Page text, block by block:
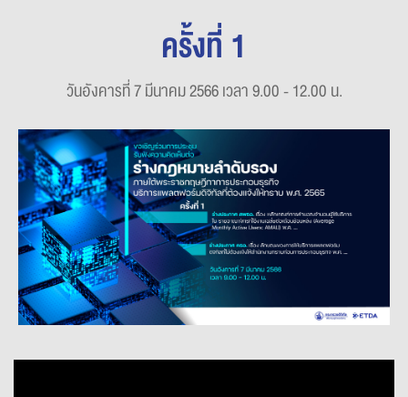
ครั้งที่ 1
วันอังคารที่ 7 มีนาคม 2566 เวลา 9.00 - 12.00 น.